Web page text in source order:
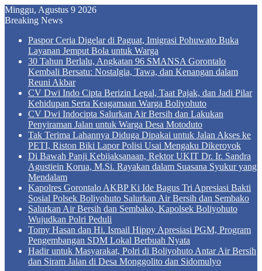
Minggu, Agustus 9 2026
Breaking News
Paspor Ceria Digelar di Paguat, Imigrasi Pohuwato Buka
Layanan Jemput Bola untuk Warga
30 Tahun Berlalu, Angkatan 96 SMANSA Gorontalo
Kembali Bersatu: Nostalgia, Tawa, dan Kenangan dalam
Reuni Akbar
CV Dwi Indo Cipta Berizin Legal, Taat Pajak, dan Jadi Pilar
Kehidupan Serta Keagamaan Warga Boliyohuto
CV Dwi Indocipta Salurkan Air Bersih dan Lakukan
Penyiraman Jalan untuk Warga Desa Motoduto
Tak Terima Lahannya Diduga Dipakai untuk Jalan Akses ke
PETI, Riston Biki Lapor Polisi Usai Mengaku Dikeroyok
Di Bawah Panji Kebijaksanaan, Rektor UKIT Dr. Ir. Sandra
Agustiein Korua, M.Si. Rayakan dalam Suasana Syukur yang
Mendalam
Kapolres Gorontalo AKBP Ki Ide Bagus Tri Apresiasi Bakti
Sosial Polsek Boliyohuto Salurkan Air Bersih dan Sembako
Salurkan Air Bersih dan Sembako, Kapolsek Boliyohuto
Wujudkan Polri Peduli
Tomy Hasan dan Hi. Ismail Hippy Apresiasi PGM, Program
Pengembangan SDM Lokal Berbuah Nyata
Hadir untuk Masyarakat, Polri di Boliyohuto Antar Air Bersih
dan Siram Jalan di Desa Monggolito dan Sidomulyo